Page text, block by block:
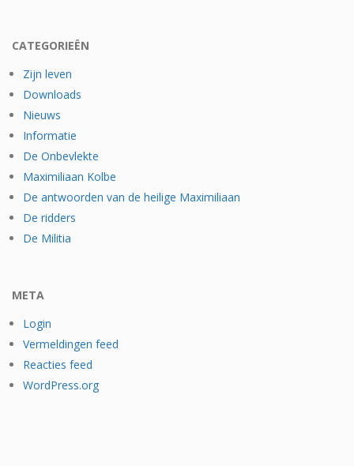
CATEGORIEËN
Zijn leven
Downloads
Nieuws
Informatie
De Onbevlekte
Maximiliaan Kolbe
De antwoorden van de heilige Maximiliaan
De ridders
De Militia
META
Login
Vermeldingen feed
Reacties feed
WordPress.org